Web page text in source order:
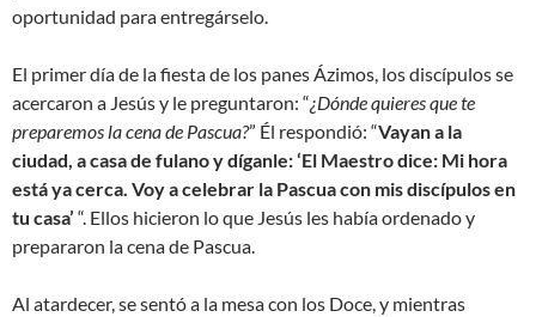
oportunidad para entregárselo.
El primer día de la fiesta de los panes Ázimos, los discípulos se
acercaron a Jesús y le preguntaron: “¿Dónde quieres que te
preparemos la cena de Pascua?” Él respondió: “Vayan a la
ciudad, a casa de fulano y díganle: ‘El Maestro dice: Mi hora
está ya cerca. Voy a celebrar la Pascua con mis discípulos en
tu casa’ “. Ellos hicieron lo que Jesús les había ordenado y
prepararon la cena de Pascua.
Al atardecer, se sentó a la mesa con los Doce, y mientras